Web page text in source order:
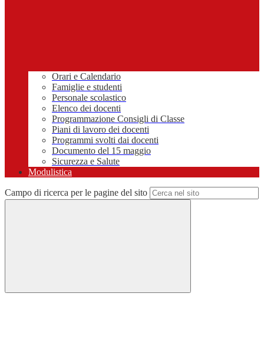
Orari e Calendario
Famiglie e studenti
Personale scolastico
Elenco dei docenti
Programmazione Consigli di Classe
Piani di lavoro dei docenti
Programmi svolti dai docenti
Documento del 15 maggio
Sicurezza e Salute
Modulistica
Campo di ricerca per le pagine del sito